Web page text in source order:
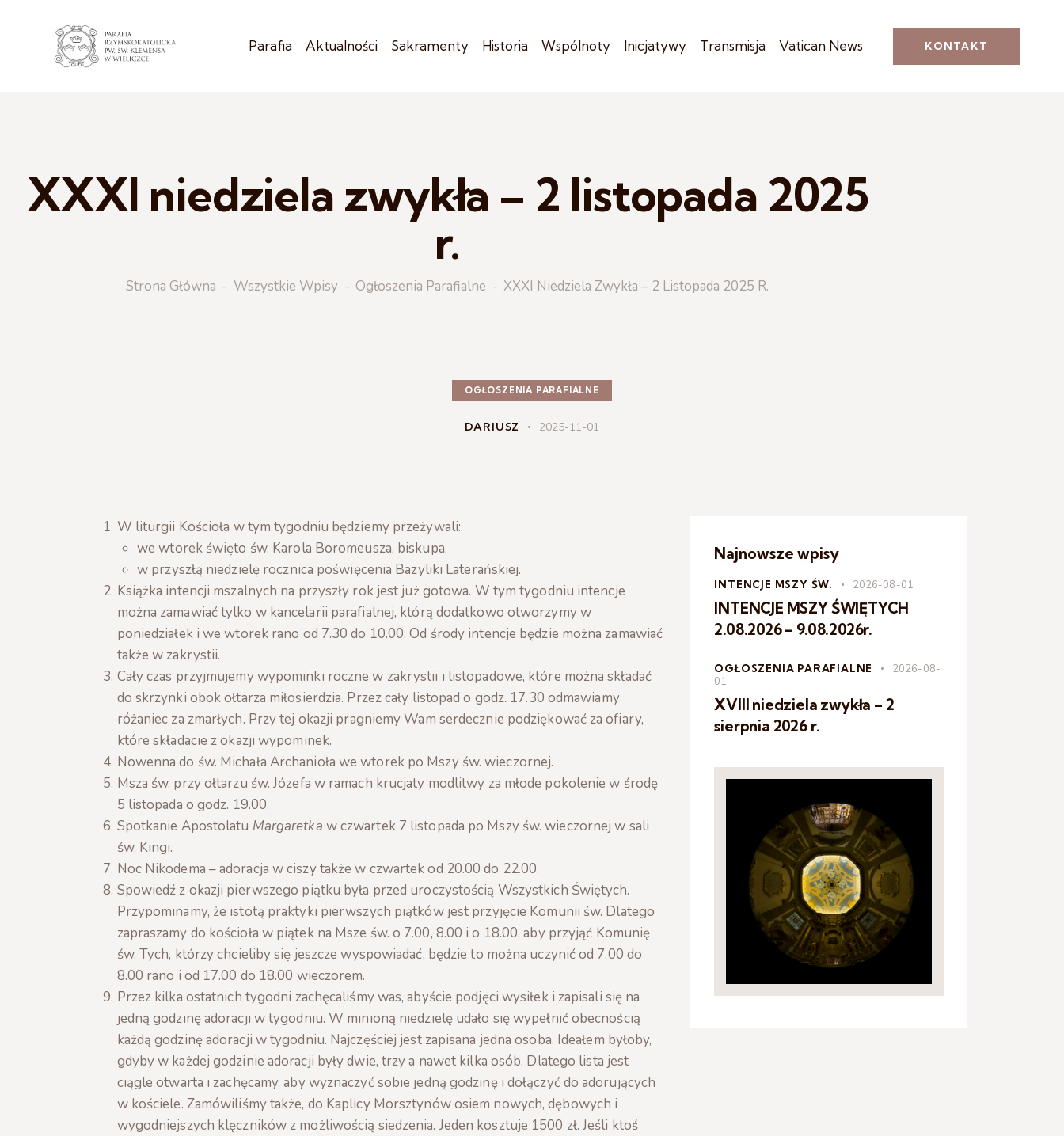
Parafia Aktualności Sakramenty Historia Wspólnoty Inicjatywy Transmisja Vatican News KONTAKT
XXXI niedziela zwykła – 2 listopada 2025
r.
Strona Główna Wszystkie Wpisy Ogłoszenia Parafialne XXXI Niedziela Zwykła – 2 Listopada 2025 R.
OGŁOSZENIA PARAFIALNE
DARIUSZ 2025-11-01
W liturgii Kościoła w tym tygodniu będziemy przeżywali:
we wtorek święto św. Karola Boromeusza, biskupa,
w przyszłą niedzielę rocznica poświęcenia Bazyliki Laterańskiej.
Książka intencji mszalnych na przyszły rok jest już gotowa. W tym tygodniu intencje
można zamawiać tylko w kancelarii parafialnej, którą dodatkowo otworzymy w
poniedziałek i we wtorek rano od 7.30 do 10.00. Od środy intencje będzie można zamawiać
także w zakrystii.
Cały czas przyjmujemy wypominki roczne w zakrystii i listopadowe, które można składać
do skrzynki obok ołtarza miłosierdzia. Przez cały listopad o godz. 17.30 odmawiamy
różaniec za zmarłych. Przy tej okazji pragniemy Wam serdecznie podziękować za ofiary,
które składacie z okazji wypominek.
Nowenna do św. Michała Archanioła we wtorek po Mszy św. wieczornej.
Msza św. przy ołtarzu św. Józefa w ramach krucjaty modlitwy za młode pokolenie w środę
5 listopada o godz. 19.00.
Spotkanie Apostolatu Margaretka w czwartek 7 listopada po Mszy św. wieczornej w sali
św. Kingi.
Noc Nikodema – adoracja w ciszy także w czwartek od 20.00 do 22.00.
Spowiedź z okazji pierwszego piątku była przed uroczystością Wszystkich Świętych.
Przypominamy, że istotą praktyki pierwszych piątków jest przyjęcie Komunii św. Dlatego
zapraszamy do kościoła w piątek na Msze św. o 7.00, 8.00 i o 18.00, aby przyjąć Komunię
św. Tych, którzy chcieliby się jeszcze wyspowiadać, będzie to można uczynić od 7.00 do
8.00 rano i od 17.00 do 18.00 wieczorem.
Przez kilka ostatnich tygodni zachęcaliśmy was, abyście podjęci wysiłek i zapisali się na
jedną godzinę adoracji w tygodniu. W minioną niedzielę udało się wypełnić obecnością
każdą godzinę adoracji w tygodniu. Najczęściej jest zapisana jedna osoba. Ideałem byłoby,
gdyby w każdej godzinie adoracji były dwie, trzy a nawet kilka osób. Dlatego lista jest
ciągle otwarta i zachęcamy, aby wyznaczyć sobie jedną godzinę i dołączyć do adorujących
w kościele. Zamówiliśmy także, do Kaplicy Morsztynów osiem nowych, dębowych i
wygodniejszych klęczników z możliwością siedzenia. Jeden kosztuje 1500 zł. Jeśli ktoś
Najnowsze wpisy
INTENCJE MSZY ŚW. 2026-08-01
INTENCJE MSZY ŚWIĘTYCH
2.08.2026 – 9.08.2026r.
OGŁOSZENIA PARAFIALNE
2026-08-
01
XVIII niedziela zwykła – 2
sierpnia 2026 r.